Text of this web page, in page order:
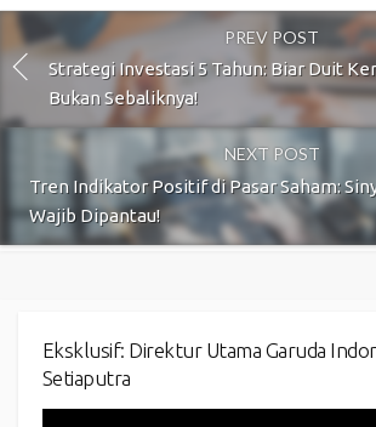
PREV POST
Strategi Investasi 5 Tahun: Biar Duit
Bukan Sebaliknya!
NEXT POST
Tren Indikator Positif di Pasar Saham:
Wajib Dipantau!
Eksklusif: Direktur Utama Garuda
Setiaputra